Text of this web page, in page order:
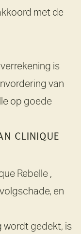
met de
is
van
op goede
CLINIQUE
Rebelle ,
en
wordt gedekt, is